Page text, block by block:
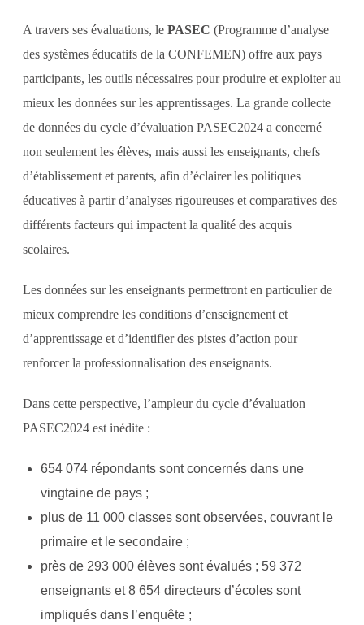
A travers ses évaluations, le PASEC (Programme d’analyse
des systèmes éducatifs de la CONFEMEN) offre aux pays
participants, les outils nécessaires pour produire et exploiter au
mieux les données sur les apprentissages. La grande collecte
de données du cycle d’évaluation PASEC2024 a concerné
non seulement les élèves, mais aussi les enseignants, chefs
d’établissement et parents, afin d’éclairer les politiques
éducatives à partir d’analyses rigoureuses et comparatives des
différents facteurs qui impactent la qualité des acquis
scolaires.
Les données sur les enseignants permettront en particulier de
mieux comprendre les conditions d’enseignement et
d’apprentissage et d’identifier des pistes d’action pour
renforcer la professionnalisation des enseignants.
Dans cette perspective, l’ampleur du cycle d’évaluation
PASEC2024 est inédite :
654 074 répondants sont concernés dans une
vingtaine de pays ;
plus de 11 000 classes sont observées, couvrant le
primaire et le secondaire ;
près de 293 000 élèves sont évalués ; 59 372
enseignants et 8 654 directeurs d’écoles sont
impliqués dans l’enquête ;